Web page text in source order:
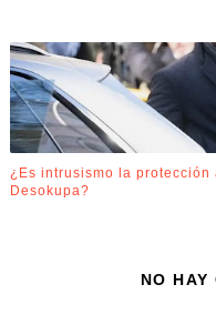
¿Es intrusismo la protección
Desokupa?
NO HAY